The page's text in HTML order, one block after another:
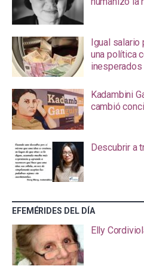
Igual salario
una política
inesperados
Kadambini
cambió
Descubrir a
EFEMÉRIDES DEL DÍA
Elly